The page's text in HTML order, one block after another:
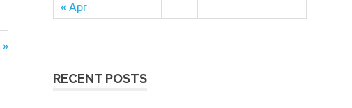
« Apr
RECENT POSTS